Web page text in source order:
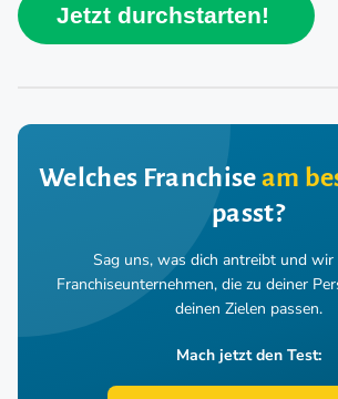
Jetzt durchstarten!
Welches Franchiseam
passt?
Sag uns, was dich antreibt und wir
Franchiseunternehmen, die zu deiner
deinen Zielen passen.
Mach jetzt den Test: